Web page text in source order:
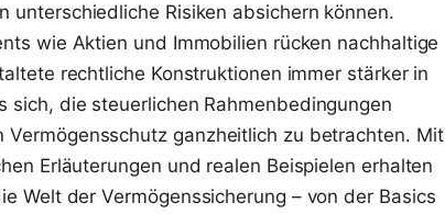
unterschiedliche Risiken absichern können.
wie Aktien und Immobilien rücken nachhaltige
rechtliche Konstruktionen immer stärker in
sich, die steuerlichen Rahmenbedingungen
Vermögensschutz ganzheitlich zu betrachten. Mit
Erläuterungen und realen Beispielen erhalten
Welt der Vermögenssicherung – von der Basics